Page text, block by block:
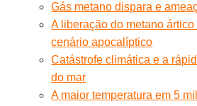
Gás metano dispara e
A liberação do metano
cenário apocalíptico
Catástrofe climática e a
do mar
A maior temperatura em 5